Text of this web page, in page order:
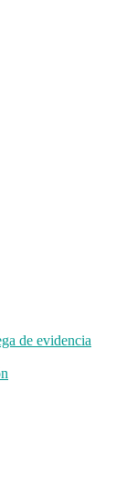
de evidencia